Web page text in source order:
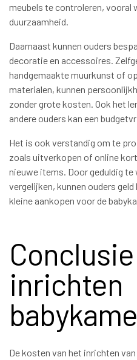
meubels te controleren, vooral
duurzaamheid.
Daarnaast kunnen ouders
decoratie en accessoires.
handgemaakte muurkunst of
materialen, kunnen
zonder grote kosten. Ook het
andere ouders kan een
Het is ook verstandig om te
zoals uitverkopen of online
nieuwe items. Door geduldig
vergelijken, kunnen ouders
kleine aankopen voor de
inrichten
De kosten van het inrichten